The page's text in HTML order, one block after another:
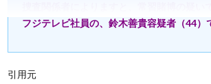
フジテレビ社員の、鈴木善貴容疑者（44）
引用元